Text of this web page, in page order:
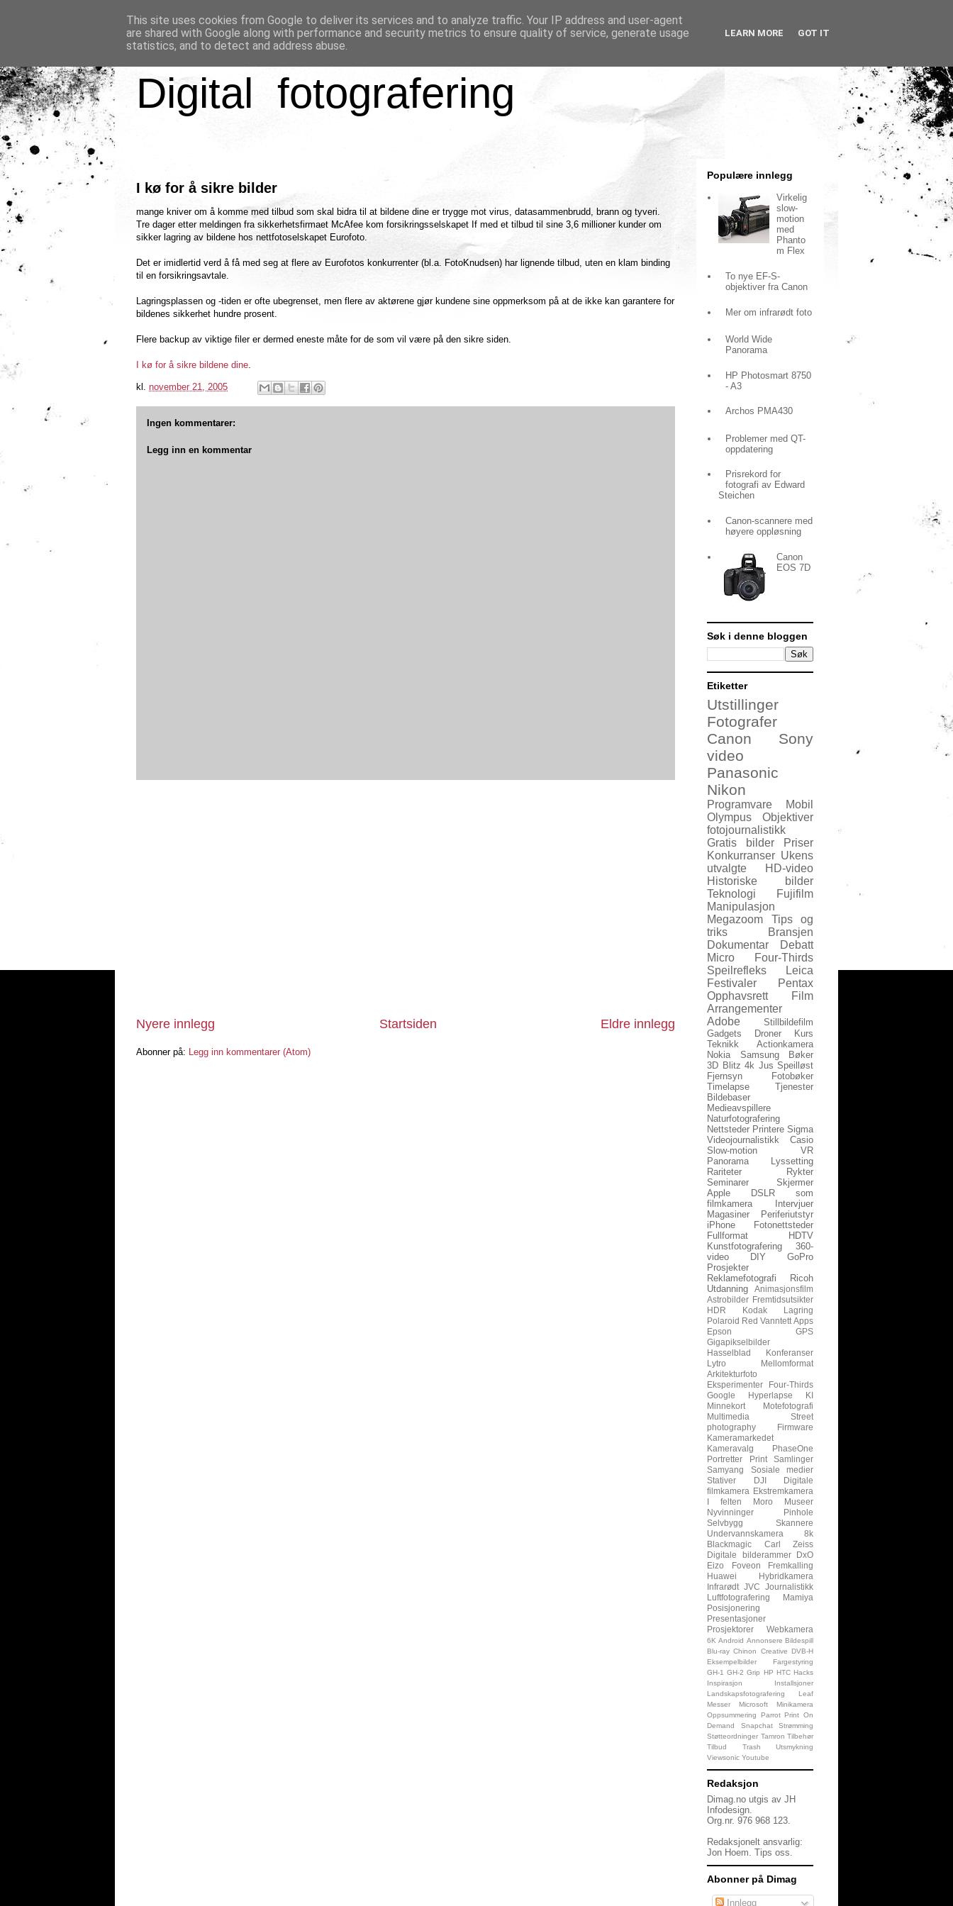
Digital fotografering
I kø for å sikre bilder
mange kniver om å komme med tilbud som skal bidra til at bildene dine er trygge mot virus, datasammenbrudd, brann og tyveri.
Tre dager etter meldingen fra sikkerhetsfirmaet McAfee kom forsikringsselskapet If med et tilbud til sine 3,6 millioner kunder om
sikker lagring av bildene hos nettfotoselskapet Eurofoto.
Det er imidlertid verd å få med seg at flere av Eurofotos konkurrenter (bl.a. FotoKnudsen) har lignende tilbud, uten en klam binding
til en forsikringsavtale.
Lagringsplassen og -tiden er ofte ubegrenset, men flere av aktørene gjør kundene sine oppmerksom på at de ikke kan garantere for
bildenes sikkerhet hundre prosent.
Flere backup av viktige filer er dermed eneste måte for de som vil være på den sikre siden.
I kø for å sikre bildene dine.
kl. november 21, 2005
Ingen kommentarer:
Legg inn en kommentar
Nyere innlegg Eldre innlegg
Startsiden
Abonner på: Legg inn kommentarer (Atom)
Populære innlegg
Virkelig
slow-
motion
med
Phanto
m Flex
To nye EF-S-
objektiver fra Canon
Mer om infrarødt foto
World Wide
Panorama
HP Photosmart 8750
- A3
Archos PMA430
Problemer med QT-
oppdatering
Prisrekord for
fotografi av Edward
Steichen
Canon-scannere med
høyere oppløsning
Canon
EOS 7D
Søk i denne bloggen
Etiketter
Utstillinger
Fotografer
Canon
Sony
video
Panasonic
Nikon
Programvare
Mobil
Olympus
Objektiver
fotojournalistikk
Gratis bilder
Priser
Konkurranser Ukens
utvalgte
HD-video
Historiske bilder
Teknologi
Fujifilm
Manipulasjon
Megazoom
Tips og
triks
Bransjen
Dokumentar
Debatt
Micro Four-Thirds
Speilrefleks
Leica
Festivaler
Pentax
Opphavsrett
Film
Arrangementer
Adobe
Stillbildefilm
Gadgets
Droner
Kurs
Teknikk
Actionkamera
Nokia
Samsung
Bøker
3D Blitz 4k Jus Speilløst
Fjernsyn
Fotobøker
Timelapse
Tjenester
Bildebaser
Medieavspillere
Naturfotografering
Nettsteder Printere Sigma
Videojournalistikk
Casio
Slow-motion
VR
Panorama
Lyssetting
Rariteter
Rykter
Seminarer
Skjermer
Apple
DSLR som
filmkamera
Intervjuer
Magasiner
Periferiutstyr
iPhone
Fotonettsteder
Fullformat
HDTV
Kunstfotografering
360-
video
DIY
GoPro
Prosjekter
Reklamefotografi
Ricoh
Utdanning
Animasjonsfilm
Astrobilder Fremtidsutsikter
HDR
Kodak
Lagring
Polaroid Red Vanntett Apps
Epson
GPS
Gigapikselbilder
Hasselblad
Konferanser
Lytro
Mellomformat
Arkitekturfoto
Eksperimenter
Four-Thirds
Google
Hyperlapse
KI
Minnekort
Motefotografi
Multimedia
Street
photography
Firmware
Kameramarkedet
Kameravalg
PhaseOne
Portretter
Print
Samlinger
Samyang
Sosiale medier
Stativer
DJI
Digitale
filmkamera Ekstremkamera
I felten
Moro
Museer
Nyvinninger
Pinhole
Selvbygg
Skannere
Undervannskamera
8k
Blackmagic
Carl Zeiss
Digitale bilderammer
DxO
Eizo
Foveon
Fremkalling
Huawei
Hybridkamera
Infrarødt JVC
Journalistikk
Luftfotografering
Mamiya
Posisjonering
Presentasjoner
Prosjektorer
Webkamera
6K Android Annonsere Bildespill
Blu-ray Chinon Creative
DVB-H
Eksempelbilder
Fargestyring
GH-1 GH-2 Grip HP HTC Hacks
Inspirasjon
Installsjoner
Landskapsfotografering
Leaf
Messer
Microsoft
Minikamera
Oppsummering
Parrot Print On
Demand
Snapchat
Strømming
Støtteordninger Tamron Tilbehør
Tilbud
Trash
Utsmykning
Viewsonic Youtube
Redaksjon
Dimag.no utgis av JH
Infodesign.
Org.nr. 976 968 123.
Redaksjonelt ansvarlig:
Jon Hoem. Tips oss.
Abonner på Dimag
Innlegg
This site uses cookies from Google to deliver its services and to analyze traffic. Your IP address and user-agent
are shared with Google along with performance and security metrics to ensure quality of service, generate usage
statistics, and to detect and address abuse.
LEARN MORE GOT IT